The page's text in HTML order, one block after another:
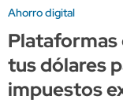
Ahorro digital
Plataformas
tus dólares
impuestos